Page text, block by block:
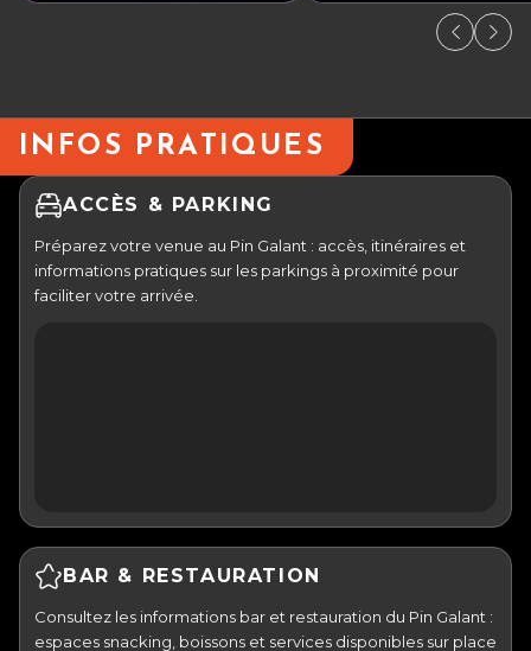
INFOS PRATIQUES
ACCÈS & PARKING
Préparez votre venue au Pin Galant : accès, itinéraires et
informations pratiques sur les parkings à proximité pour
faciliter votre arrivée.
BAR & RESTAURATION
Consultez les informations bar et restauration du Pin Galant :
espaces snacking, boissons et services disponibles sur place